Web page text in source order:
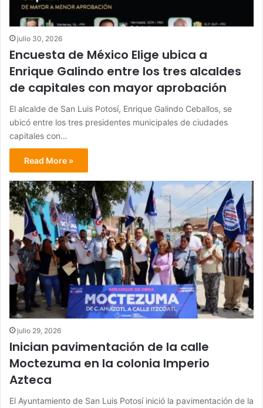
julio 30, 2026
Encuesta de México Elige ubica a
Enrique Galindo entre los tres alcaldes
de capitales con mayor aprobación
El alcalde de San Luis Potosí, Enrique Galindo Ceballos, se
ubicó entre los tres presidentes municipales de ciudades
capitales con…
Read More »
julio 29, 2026
Inician pavimentación de la calle
Moctezuma en la colonia Imperio
Azteca
El Ayuntamiento de San Luis Potosí inició la pavimentación de la